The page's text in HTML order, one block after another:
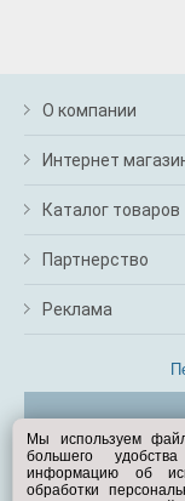
О компании
Интернет
Каталог товаров
Партнерство
Реклама
Мы используем
большего
информацию об
обработки